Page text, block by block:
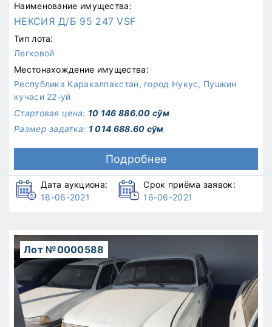
Наименование имущества:
НЕКСИЯ Д/Б 95 247 VSF
Тип лота:
Легковой
Местонахождение имущества:
Республика Каракалпакстан, город Нукус, Пушкин
кучаси 22-уй
Стартовая цена: 10 146 886.00 сўм
Размер задатка: 1 014 688.60 сўм
Подробнее
Дата аукциона:
18-06-2021
Срок приёма заявок:
16-06-2021
Лот №0000588